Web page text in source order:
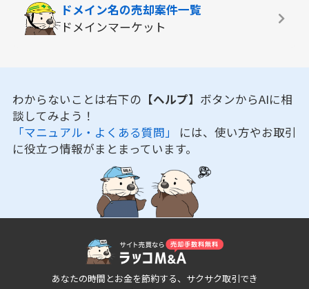
ドメイン名の売却案件一覧
ドメインマーケット
わからないことは右下の 【ヘルプ】 ボタンからAIに相
談してみよう！
「マニュアル・よくある質問」 には、使い方やお取引
に役立つ情報がまとまっています。
あなたの時間とお金を節約する、サクサク取引でき